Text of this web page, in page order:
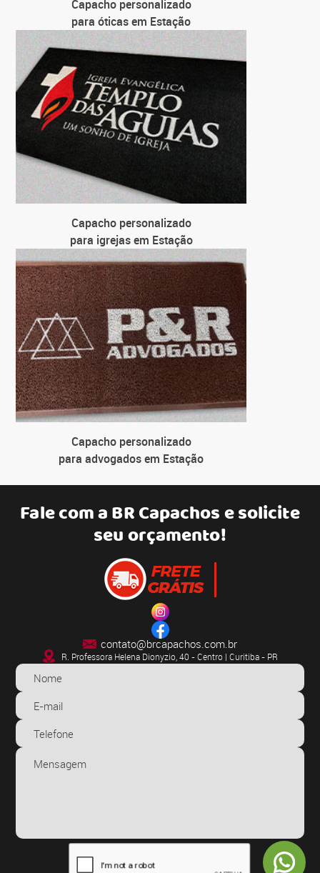
Capacho personalizado
para óticas em Estação
Capacho personalizado
para igrejas em Estação
Capacho personalizado
para advogados em Estação
Fale com aBR Capachose solicite
seu orçamento!
contato@brcapachos.com.br
R. Professora Helena Dionyzio, 40 - Centro | Curitiba - PR